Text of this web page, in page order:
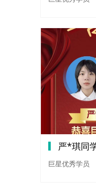
严*琪同
巨星优秀学员